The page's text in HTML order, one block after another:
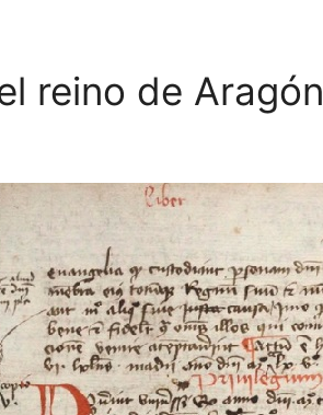
reino de Aragón